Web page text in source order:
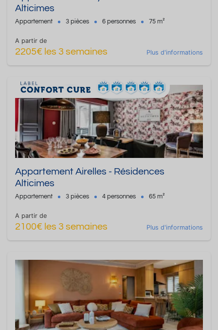
Alticimes
Appartement 3 pièces 6 personnes 75 m²
A partir de
2205€ les 3 semaines Plus d'informations
Appartement Airelles - Résidences
Alticimes
Appartement 3 pièces 4 personnes 65 m²
A partir de
2100€ les 3 semaines Plus d'informations